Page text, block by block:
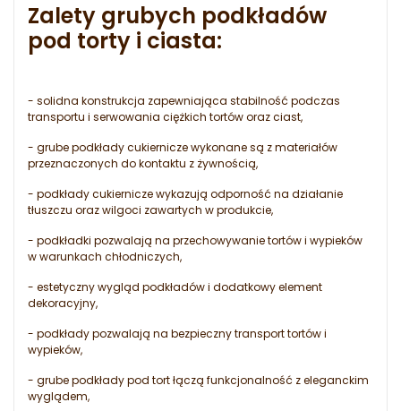
Zalety grubych podkładów
pod torty i ciasta:
- solidna konstrukcja zapewniająca stabilność podczas
transportu i serwowania ciężkich tortów oraz ciast,
- grube podkłady cukiernicze wykonane są z materiałów
przeznaczonych do kontaktu z żywnością,
- podkłady cukiernicze wykazują odporność na działanie
tłuszczu oraz wilgoci zawartych w produkcie,
- podkładki pozwalają na przechowywanie tortów i wypieków
w warunkach chłodniczych,
- estetyczny wygląd podkładów i dodatkowy element
dekoracyjny,
- podkłady pozwalają na bezpieczny transport tortów i
wypieków,
- grube podkłady pod tort łączą funkcjonalność z eleganckim
wyglądem,